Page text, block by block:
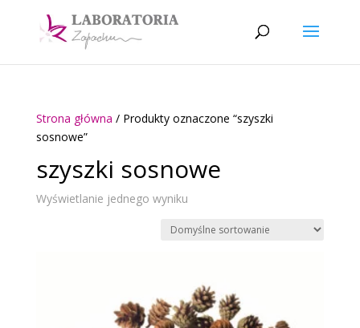
Strona główna / Produkty oznaczone “szyszki
sosnowe”
szyszki sosnowe
Wyświetlanie jednego wyniku